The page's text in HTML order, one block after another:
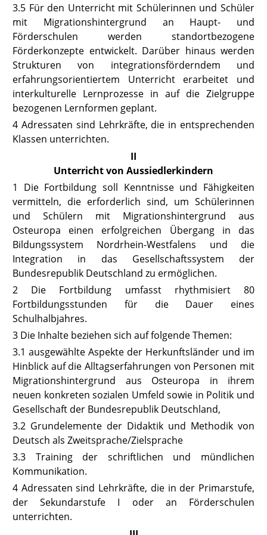
3.5 Für den Unterricht mit Schülerinnen und Schüler
mit Migrationshintergrund an Haupt- und
Förderschulen werden standortbezogene
Förderkonzepte entwickelt. Darüber hinaus werden
Strukturen von integrationsförderndem und
erfahrungsorientiertem Unterricht erarbeitet und
interkulturelle Lernprozesse in auf die Zielgruppe
bezogenen Lernformen geplant.
4 Adressaten sind Lehrkräfte, die in entsprechenden
Klassen unterrichten.
II
Unterricht von Aussiedlerkindern
1 Die Fortbildung soll Kenntnisse und Fähigkeiten
vermitteln, die erforderlich sind, um Schülerinnen
und Schülern mit Migrationshintergrund aus
Osteuropa einen erfolgreichen Übergang in das
Bildungssystem Nordrhein-Westfalens und die
Integration in das Gesellschaftssystem der
Bundesrepublik Deutschland zu ermöglichen.
2 Die Fortbildung umfasst rhythmisiert 80
Fortbildungsstunden für die Dauer eines
Schulhalbjahres.
3 Die Inhalte beziehen sich auf folgende Themen:
3.1 ausgewählte Aspekte der Herkunftsländer und im
Hinblick auf die Alltagserfahrungen von Personen mit
Migrationshintergrund aus Osteuropa in ihrem
neuen konkreten sozialen Umfeld sowie in Politik und
Gesellschaft der Bundesrepublik Deutschland,
3.2 Grundelemente der Didaktik und Methodik von
Deutsch als Zweitsprache/Zielsprache
3.3 Training der schriftlichen und mündlichen
Kommunikation.
4 Adressaten sind Lehrkräfte, die in der Primarstufe,
der Sekundarstufe I oder an Förderschulen
unterrichten.